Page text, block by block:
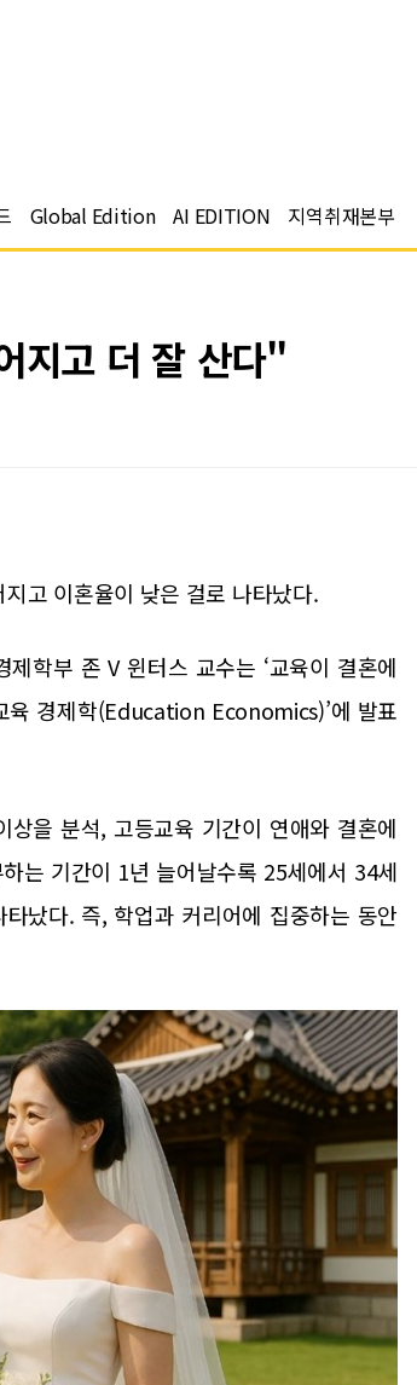
Global Edition AI EDITION 지역취재본부
지고 더 잘 산다"
고 이혼율이 낮은 걸로 나타났다.
학부 존 V 윈터스 교수는 ‘교육이 결혼에
육 경제학(Education Economics)’에 발표
을 분석, 고등교육 기간이 연애와 결혼에
는 기간이 1년 늘어날수록 25세에서 34세
났다. 즉, 학업과 커리어에 집중하는 동안